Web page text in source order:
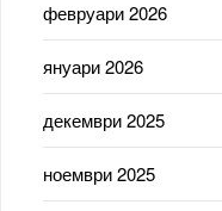
февруари 2026
януари 2026
декември 2025
ноември 2025